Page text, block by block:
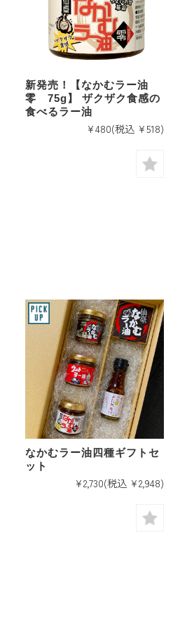
新発売！【なかむラー油
零 75g】 ザクザク食感の
食べるラー油
¥480(税込 ¥518)
なかむラー油四種ギフトセ
ット
¥2,730(税込 ¥2,948)